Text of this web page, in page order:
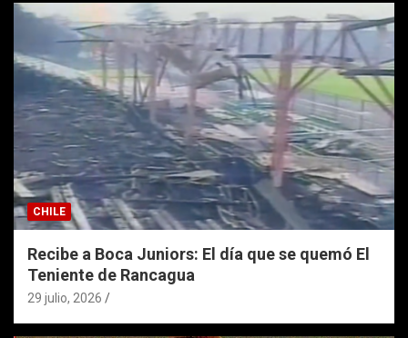
CHILE
Recibe a Boca Juniors: El día que se quemó El
Teniente de Rancagua
29 julio, 2026